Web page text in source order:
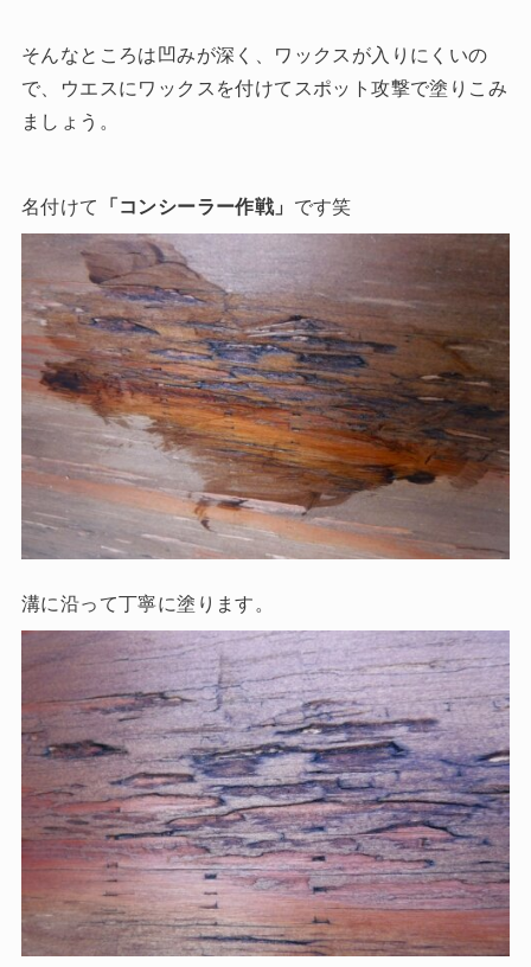
そんなところは凹みが深く、ワックスが入りにくいの
で、ウエスにワックスを付けてスポット攻撃で塗りこみ
ましょう。
名付けて 「コンシーラー作戦」 です笑
溝に沿って丁寧に塗ります。